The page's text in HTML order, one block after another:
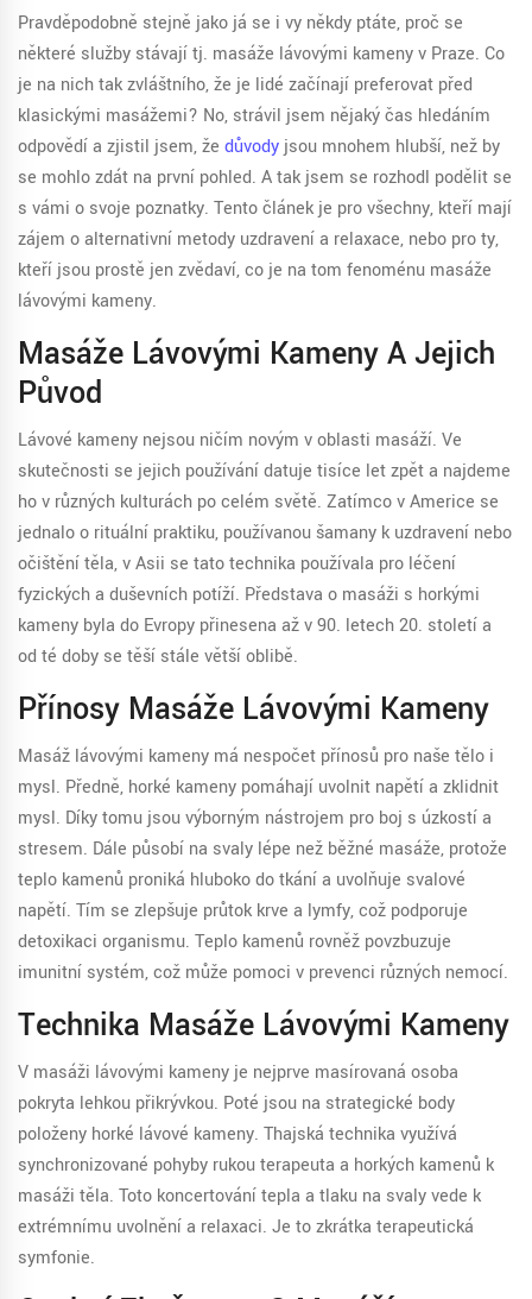
Pravděpodobně stejně jako já se i vy někdy ptáte, proč se
některé služby stávají tj. masáže lávovými kameny v Praze. Co
je na nich tak zvláštního, že je lidé začínají preferovat před
klasickými masážemi? No, strávil jsem nějaký čas hledáním
odpovědí a zjistil jsem, že důvody jsou mnohem hlubší, než by
se mohlo zdát na první pohled. A tak jsem se rozhodl podělit se
s vámi o svoje poznatky. Tento článek je pro všechny, kteří mají
zájem o alternativní metody uzdravení a relaxace, nebo pro ty,
kteří jsou prostě jen zvědaví, co je na tom fenoménu masáže
lávovými kameny.
Masáže Lávovými Kameny A Jejich
Původ
Lávové kameny nejsou ničím novým v oblasti masáží. Ve
skutečnosti se jejich používání datuje tisíce let zpět a najdeme
ho v různých kulturách po celém světě. Zatímco v Americe se
jednalo o rituální praktiku, používanou šamany k uzdravení nebo
očištění těla, v Asii se tato technika používala pro léčení
fyzických a duševních potíží. Představa o masáži s horkými
kameny byla do Evropy přinesena až v 90. letech 20. století a
od té doby se těší stále větší oblibě.
Přínosy Masáže Lávovými Kameny
Masáž lávovými kameny má nespočet přínosů pro naše tělo i
mysl. Předně, horké kameny pomáhají uvolnit napětí a zklidnit
mysl. Díky tomu jsou výborným nástrojem pro boj s úzkostí a
stresem. Dále působí na svaly lépe než běžné masáže, protože
teplo kamenů proniká hluboko do tkání a uvolňuje svalové
napětí. Tím se zlepšuje průtok krve a lymfy, což podporuje
detoxikaci organismu. Teplo kamenů rovněž povzbuzuje
imunitní systém, což může pomoci v prevenci různých nemocí.
Technika Masáže Lávovými Kameny
V masáži lávovými kameny je nejprve masírovaná osoba
pokryta lehkou přikrývkou. Poté jsou na strategické body
položeny horké lávové kameny. Thajská technika využívá
synchronizované pohyby rukou terapeuta a horkých kamenů k
masáži těla. Toto koncertování tepla a tlaku na svaly vede k
extrémnímu uvolnění a relaxaci. Je to zkrátka terapeutická
symfonie.